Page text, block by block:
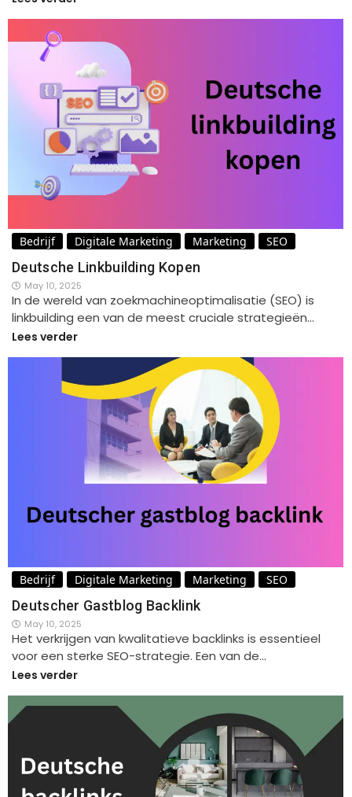
Bedrijf Digitale Marketing Marketing SEO
Deutsche Linkbuilding Kopen
May 10, 2025
In de wereld van zoekmachineoptimalisatie (SEO) is
linkbuilding een van de meest cruciale strategieën…
Lees verder
Bedrijf Digitale Marketing Marketing SEO
Deutscher Gastblog Backlink
May 10, 2025
Het verkrijgen van kwalitatieve backlinks is essentieel
voor een sterke SEO-strategie. Een van de…
Lees verder